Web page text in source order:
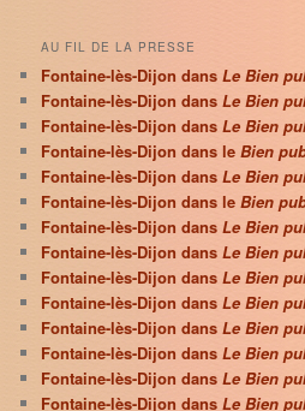
AU FIL DE LA PRESSE
Fontaine-lès-Dijon dansLe Bien
Fontaine-lès-Dijon dansLe Bien
Fontaine-lès-Dijon dansLe Bien
Fontaine-lès-Dijon dans leBien
Fontaine-lès-Dijon dansLe Bien
Fontaine-lès-Dijon dans leBien
Fontaine-lès-Dijon dansLe Bien
Fontaine-lès-Dijon dansLe Bien
Fontaine-lès-Dijon dansLe Bien
Fontaine-lès-Dijon dansLe Bien
Fontaine-lès-Dijon dansLe Bien
Fontaine-lès-Dijon dansLe Bien
Fontaine-lès-Dijon dansLe Bien
Fontaine-lès-Dijon dansLe Bien